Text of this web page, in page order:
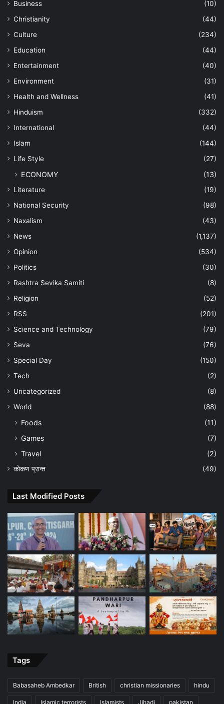
Business
(10)
Christianity
(44)
Culture
(234)
Education
(44)
Entertainment
(40)
Environment
(31)
Health and Wellness
(41)
Hinduism
(332)
International
(44)
Islam
(144)
Life Style
(27)
ECONOMY (13)
Literature
(19)
National Security
(98)
Naxalism
(43)
News
(1,137)
Opinion
(534)
Politics
(30)
Rashtra Sevika Samiti
(8)
Religion
(52)
RSS
(201)
Science and Technology
(79)
Seva
(76)
Special Day
(150)
Tech
(2)
Uncategorized
(8)
World
(88)
Foods
(11)
Games
(7)
Travel
(2)
कोकण प्रान्त (49)
Last Modified Posts
Tags
Babasaheb Ambedkar British christian missionaries hindu
India Islamic terrorists Islamists Jihadi pakistan